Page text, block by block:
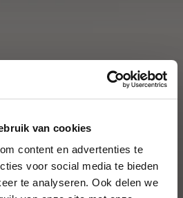
van cookies
content en advertenties te
voor social media te bieden
te analyseren. Ook delen we